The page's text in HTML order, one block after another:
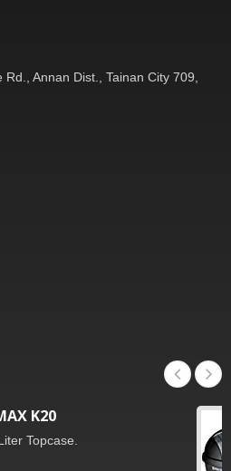
Annan Dist., Tainan City 709,
K20
Topcase.